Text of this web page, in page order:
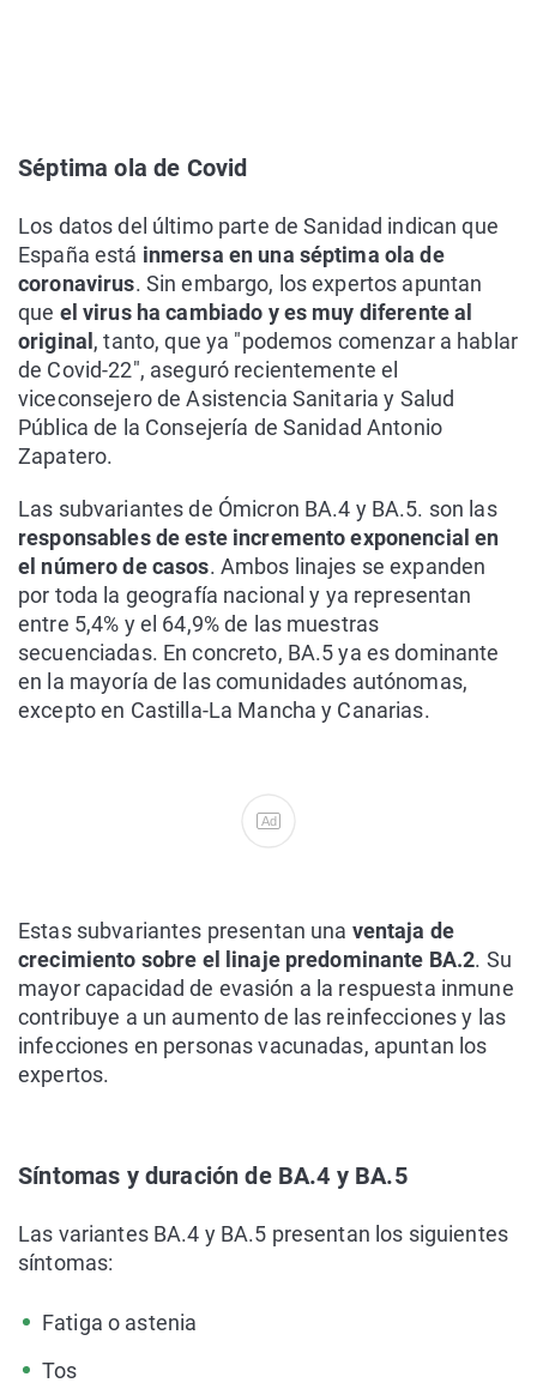
Séptima ola de Covid
Los datos del último parte de Sanidad indican que
España está inmersa en una séptima ola de
coronavirus. Sin embargo, los expertos apuntan
que el virus ha cambiado y es muy diferente al
original , tanto, que ya "podemos comenzar a hablar
de Covid-22", aseguró recientemente el
viceconsejero de Asistencia Sanitaria y Salud
Pública de la Consejería de Sanidad Antonio
Zapatero.
Las subvariantes de Ómicron BA.4 y BA.5. son las
responsables de este incremento exponencial en
el número de casos. Ambos linajes se expanden
por toda la geografía nacional y ya representan
entre 5,4% y el 64,9% de las muestras
secuenciadas. En concreto, BA.5 ya es dominante
en la mayoría de las comunidades autónomas,
excepto en Castilla-La Mancha y Canarias.
Ad
Estas subvariantes presentan una ventaja de
crecimiento sobre el linaje predominante BA.2. Su
mayor capacidad de evasión a la respuesta inmune
contribuye a un aumento de las reinfecciones y las
infecciones en personas vacunadas, apuntan los
expertos.
Síntomas y duración de BA.4 y BA.5
Las variantes BA.4 y BA.5 presentan los siguientes
síntomas:
Fatiga o astenia
Tos